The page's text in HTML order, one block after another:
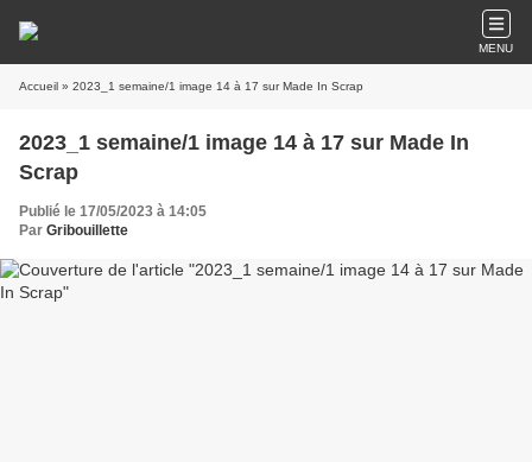
MENU
Accueil » 2023_1 semaine/1 image 14 à 17 sur Made In Scrap
2023_1 semaine/1 image 14 à 17 sur Made In
Scrap
Publié le 17/05/2023 à 14:05
Par Gribouillette